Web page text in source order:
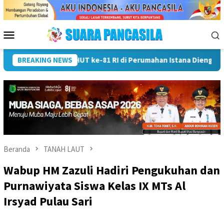
Menu
Mobile
BREAKING NEWS
Wali Kota Lubuk Linggau Kukuhkan Pramuka Garuda dan
Beranda TANAH LAUT
Wabup HM Zazuli Hadiri Pengukuhan dan
Purnawiyata Siswa Kelas IX MTs Al
Irsyad Pulau Sari